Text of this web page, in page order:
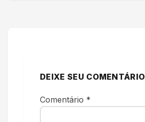
DEIXE SEU COMENTÁRIO
Comentário *